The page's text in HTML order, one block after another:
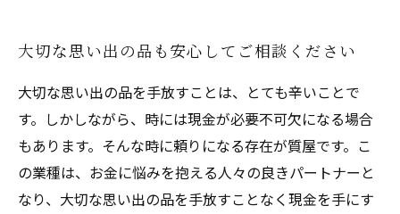
大切な思い出の品も安心してご相談ください
大切な思い出の品を手放すことは、とても辛いことで
す。しかしながら、時には現金が必要不可欠になる場合
もあります。そんな時に頼りになる存在が質屋です。こ
の業種は、お金に悩みを抱える人々の良きパートナーと
なり、大切な思い出の品を手放すことなく現金を手にす